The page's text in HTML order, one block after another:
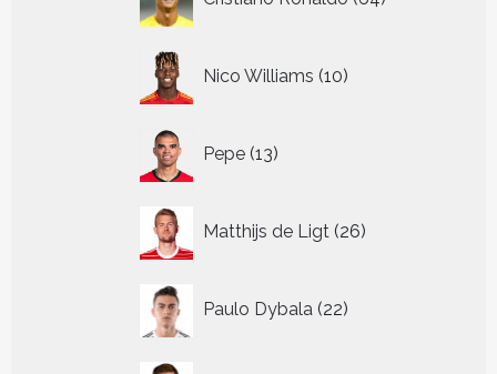
producten
Nico Williams 10
producten
Pepe 13
producten
Matthijs de Ligt 26
producten
Paulo Dybala 22
producten